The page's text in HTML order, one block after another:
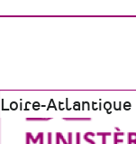
vivant
tout
l'été
Zone
géographique
Loire-Atlantique